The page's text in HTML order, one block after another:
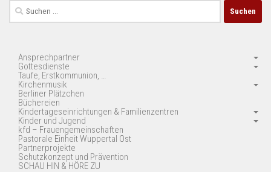
Suchen
nach:
Ansprechpartner
Gottesdienste
Taufe, Erstkommunion, …
Kirchenmusik
Berliner Plätzchen
Büchereien
Kindertageseinrichtungen & Familienzentren
Kinder und Jugend
kfd – Frauengemeinschaften
Pastorale Einheit Wuppertal Ost
Partnerprojekte
Schutzkonzept und Prävention
SCHAU HIN & HÖRE ZU